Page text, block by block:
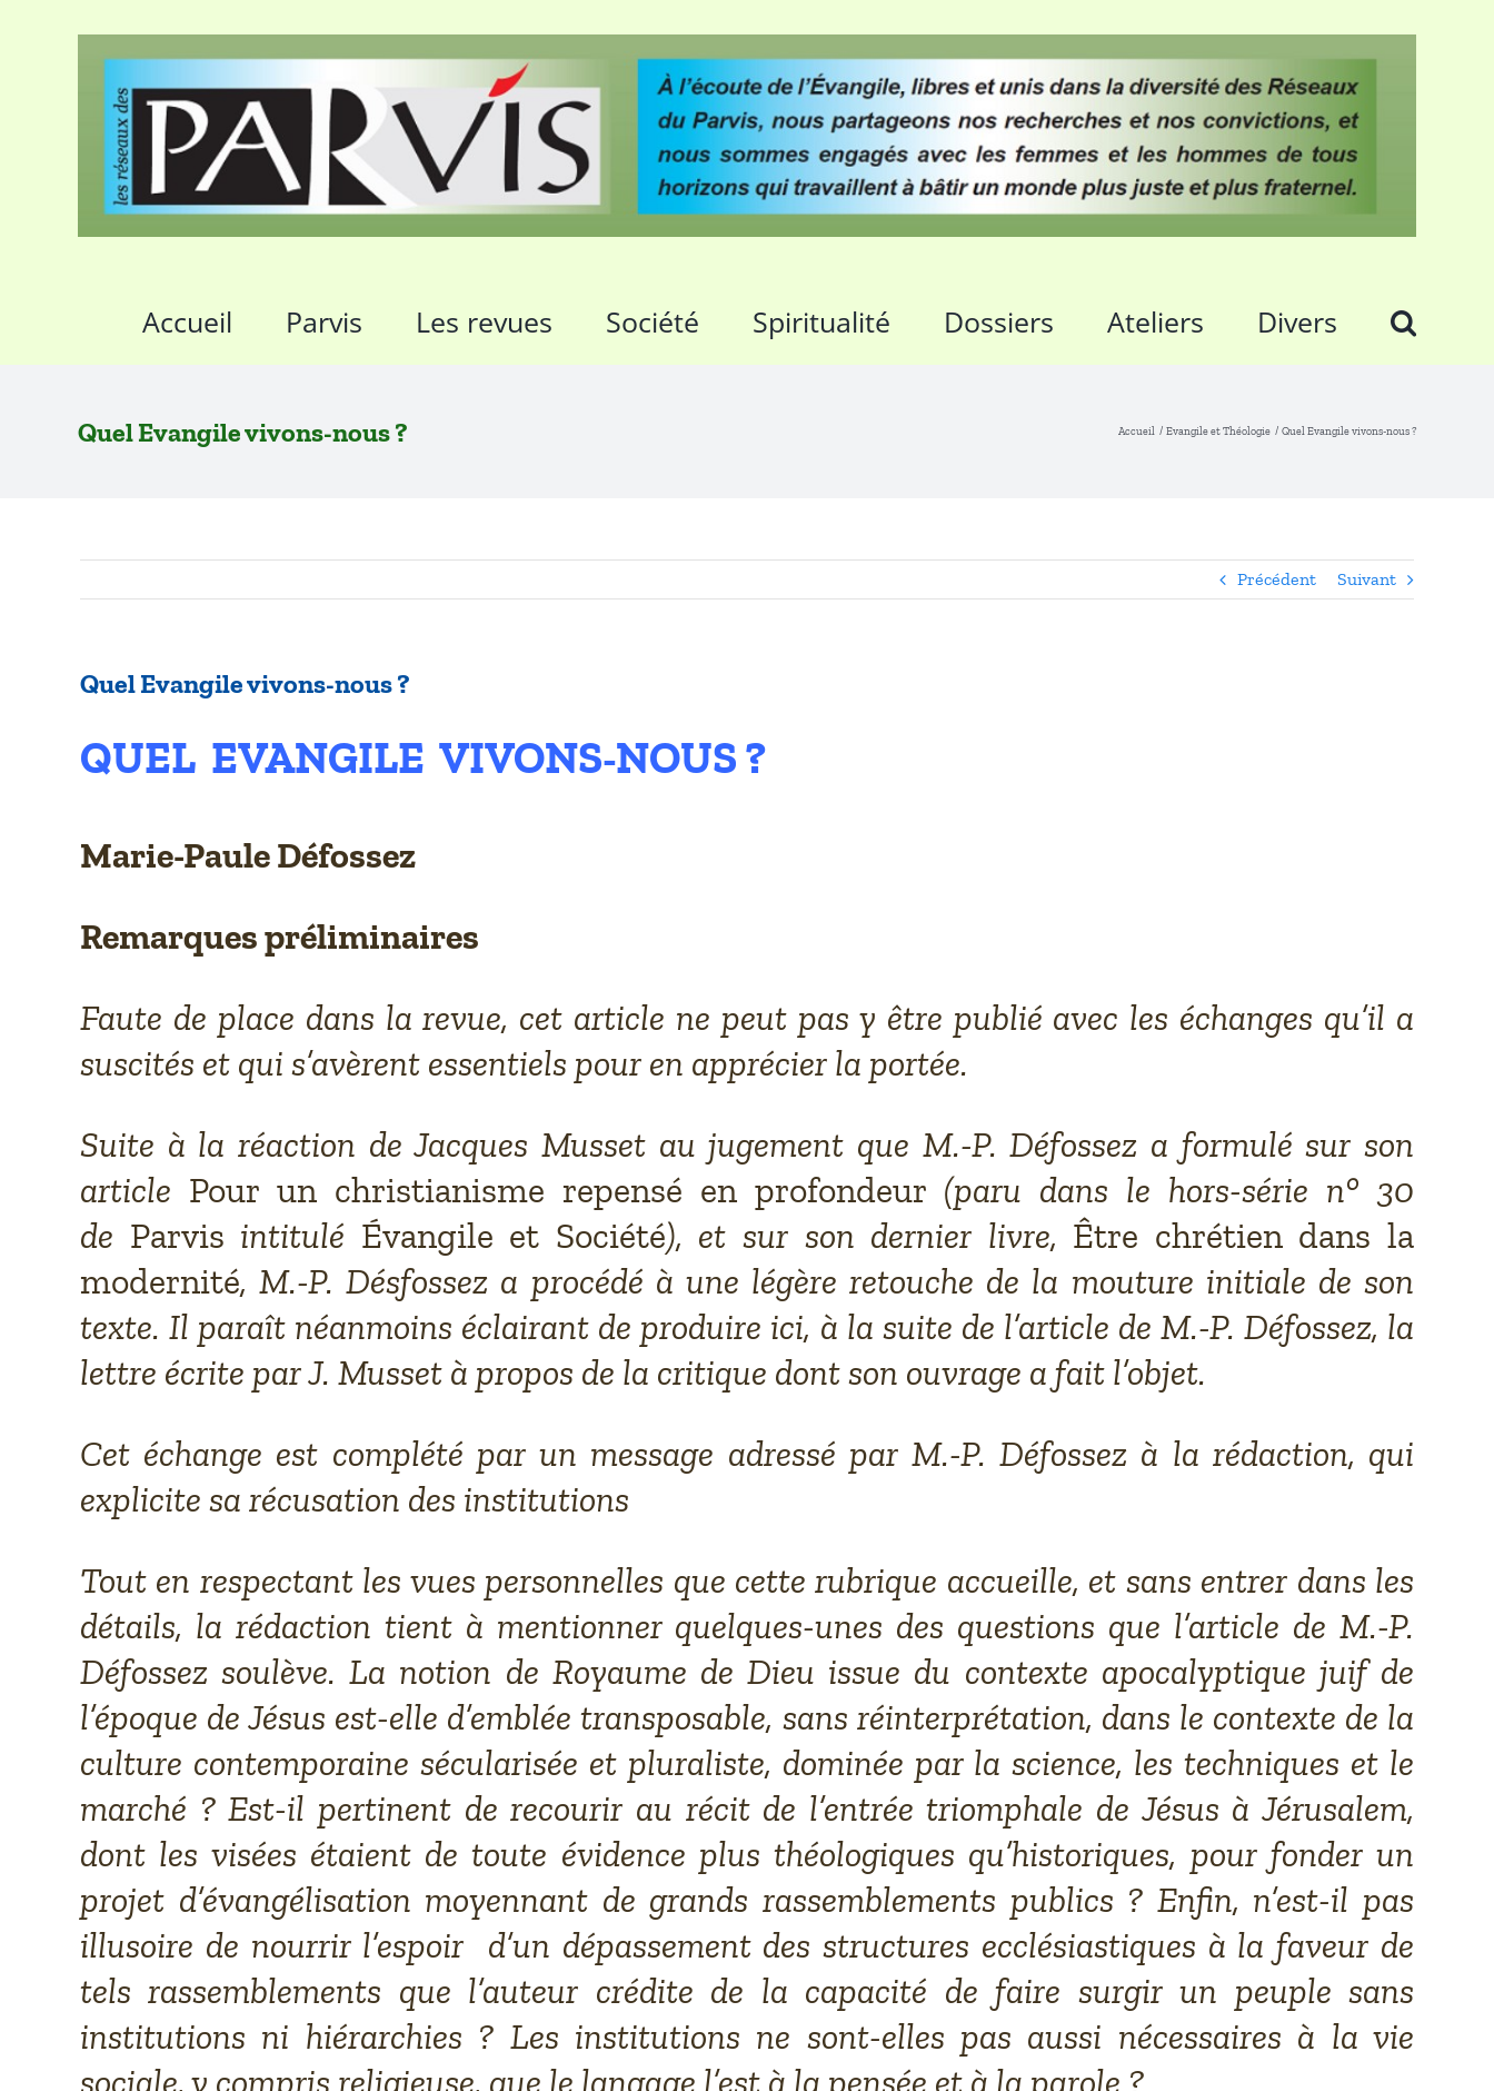
Accueil Parvis Les revues Société Spiritualité Dossiers Ateliers Divers
Quel Evangile vivons-nous ? Accueil Evangile et Théologie Quel Evangile vivons-nous ?
Précédent Suivant
Quel Evangile vivons-nous ?
QUEL EVANGILE VIVONS-NOUS ?
Marie-Paule Défossez
Remarques préliminaires
Faute de place dans la revue, cet article ne peut pas y être publié avec les échanges qu’il a
suscités et qui s’avèrent essentiels pour en apprécier la portée.
Suite à la réaction de Jacques Musset au jugement que M.-P. Défossez a formulé sur son
article Pour un christianisme repensé en profondeur (paru dans le hors-série n° 30
de Parvis intitulé Évangile et Société), et sur son dernier livre, Être chrétien dans la
modernité, M.-P. Désfossez a procédé à une légère retouche de la mouture initiale de son
texte. Il paraît néanmoins éclairant de produire ici, à la suite de l’article de M.-P. Défossez, la
lettre écrite par J. Musset à propos de la critique dont son ouvrage a fait l’objet.
Cet échange est complété par un message adressé par M.-P. Défossez à la rédaction, qui
explicite sa récusation des institutions
Tout en respectant les vues personnelles que cette rubrique accueille, et sans entrer dans les
détails, la rédaction tient à mentionner quelques-unes des questions que l’article de M.-P.
Défossez soulève. La notion de Royaume de Dieu issue du contexte apocalyptique juif de
l’époque de Jésus est-elle d’emblée transposable, sans réinterprétation, dans le contexte de la
culture contemporaine sécularisée et pluraliste, dominée par la science, les techniques et le
marché ? Est-il pertinent de recourir au récit de l’entrée triomphale de Jésus à Jérusalem,
dont les visées étaient de toute évidence plus théologiques qu’historiques, pour fonder un
projet d’évangélisation moyennant de grands rassemblements publics ? Enfin, n’est-il pas
illusoire de nourrir l’espoir d’un dépassement des structures ecclésiastiques à la faveur de
tels rassemblements que l’auteur crédite de la capacité de faire surgir un peuple sans
institutions ni hiérarchies ? Les institutions ne sont-elles pas aussi nécessaires à la vie
sociale, y compris religieuse, que le langage l’est à la pensée et à la parole ?